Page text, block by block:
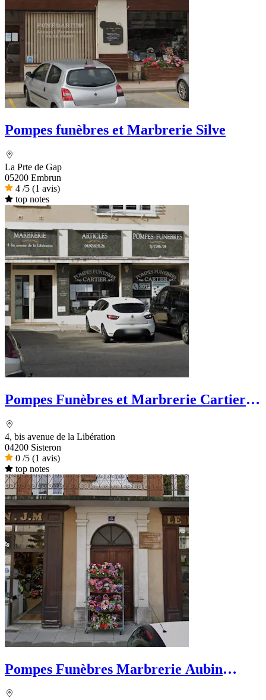
Pompes funèbres et Marbrerie Silve
La Prte de Gap
05200 Embrun
4 /5 (1 avis)
top notes
Pompes Funèbres et Marbrerie Cartier -
4, bis avenue de la Libération
04200 Sisteron
0 /5 (1 avis)
top notes
Pompes Funèbres Marbrerie Aubin